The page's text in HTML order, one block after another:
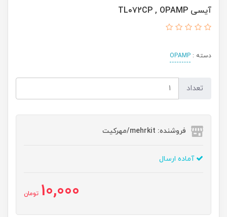
آیسی TL072CP , OPAMP
دسته : OPAMP
تعداد
فروشنده: mehrkit/مهرکیت
آماده ارسال
10,000 تومان